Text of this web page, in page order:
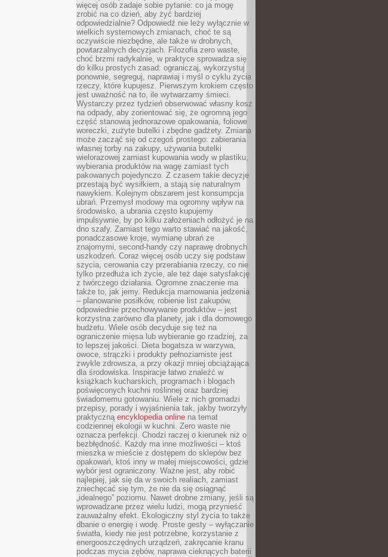
więcej osób zadaje sobie pytanie: co ja mogę
zrobić na co dzień, aby żyć bardziej
odpowiedzialnie? Odpowiedź nie leży wyłącznie w
wielkich systemowych zmianach, choć te są
oczywiście niezbędne, ale także w drobnych,
powtarzalnych decyzjach. Filozofia zero waste,
choć brzmi radykalnie, w praktyce sprowadza się
do kilku prostych zasad: ograniczaj, wykorzystuj
ponownie, segreguj, naprawiaj i myśl o cyklu życia
rzeczy, które kupujesz. Pierwszym krokiem często
jest uważność na to, ile wytwarzamy śmieci.
Wystarczy przez tydzień obserwować własny kosz
na odpady, aby zorientować się, że ogromną jego
część stanowią jednorazowe opakowania, foliowe
woreczki, zużyte butelki i zbędne gadżety. Zmiana
może zacząć się od czegoś prostego: zabierania
własnej torby na zakupy, używania butelki
wielorazowej zamiast kupowania wody w plastiku,
wybierania produktów na wagę zamiast tych
pakowanych pojedynczo. Z czasem takie decyzje
przestają być wysiłkiem, a stają się naturalnym
nawykiem. Kolejnym obszarem jest konsumpcja
ubrań. Przemysł modowy ma ogromny wpływ na
środowisko, a ubrania często kupujemy
impulsywnie, by po kilku założeniach odłożyć je na
dno szafy. Zamiast tego warto stawiać na jakość,
ponadczasowe kroje, wymianę ubrań ze
znajomymi, second-handy czy naprawę drobnych
uszkodzeń. Coraz więcej osób uczy się podstaw
szycia, cerowania czy przerabiania rzeczy, co nie
tylko przedłuża ich życie, ale też daje satysfakcję
z twórczego działania. Ogromne znaczenie ma
także to, jak jemy. Redukcja marnowania jedzenia
– planowanie posiłków, robienie list zakupów,
odpowiednie przechowywanie produktów – jest
korzystna zarówno dla planety, jak i dla domowego
budżetu. Wiele osób decyduje się też na
ograniczenie mięsa lub wybieranie go rzadziej, za
to lepszej jakości. Dieta bogatsza w warzywa,
owoce, strączki i produkty pełnoziarniste jest
zwykle zdrowsza, a przy okazji mniej obciążająca
dla środowiska. Inspiracje łatwo znaleźć w
książkach kucharskich, programach i blogach
poświęconych kuchni roślinnej oraz bardziej
świadomemu gotowaniu. Wiele z nich gromadzi
przepisy, porady i wyjaśnienia tak, jakby tworzyły
praktyczną encyklopedia online na temat
codziennej ekologii w kuchni. Zero waste nie
oznacza perfekcji. Chodzi raczej o kierunek niż o
bezbłędność. Każdy ma inne możliwości – ktoś
mieszka w mieście z dostępem do sklepów bez
opakowań, ktoś inny w małej miejscowości, gdzie
wybór jest ograniczony. Ważne jest, aby robić
najlepiej, jak się da w swoich realiach, zamiast
zniechęcać się tym, że nie da się osiągnąć
„idealnego” poziomu. Nawet drobne zmiany, jeśli są
wprowadzane przez wielu ludzi, mogą przynieść
zauważalny efekt. Ekologiczny styl życia to także
dbanie o energię i wodę. Proste gesty – wyłączanie
światła, kiedy nie jest potrzebne, korzystanie z
energooszczędnych urządzeń, zakręcanie kranu
podczas mycia zębów, naprawa cieknących baterii